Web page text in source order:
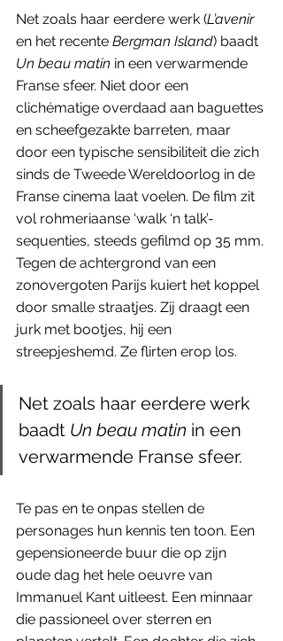
Net zoals haar eerdere werk (L’avenir
en het recente Bergman Island) baadt
Un beau matin in een verwarmende
Franse sfeer. Niet door een
clichématige overdaad aan baguettes
en scheefgezakte barreten, maar
door een typische sensibiliteit die zich
sinds de Tweede Wereldoorlog in de
Franse cinema laat voelen. De film zit
vol rohmeriaanse ‘walk ‘n talk’-
sequenties, steeds gefilmd op 35 mm.
Tegen de achtergrond van een
zonovergoten Parijs kuiert het koppel
door smalle straatjes. Zij draagt een
jurk met bootjes, hij een
streepjeshemd. Ze flirten erop los.
Net zoals haar eerdere werk
baadt Un beau matin in een
verwarmende Franse sfeer.
Te pas en te onpas stellen de
personages hun kennis ten toon. Een
gepensioneerde buur die op zijn
oude dag het hele oeuvre van
Immanuel Kant uitleest. Een minnaar
die passioneel over sterren en